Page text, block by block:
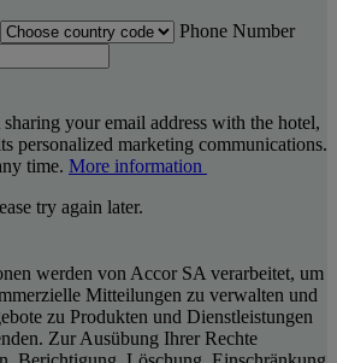
Phone Number
your email address with the hotel,
personalized marketing communications.
time. More information
try again later.
werden von Accor SA verarbeitet, um
Mitteilungen zu verwalten und
zu Produkten und Dienstleistungen
Zur Ausübung Ihrer Rechte